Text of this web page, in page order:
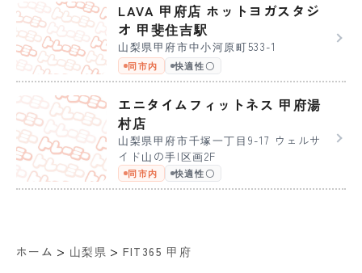
LAVA 甲府店 ホットヨガスタジ
オ 甲斐住吉駅
山梨県甲府市中小河原町533-1
同市内 快適性〇
エニタイムフィットネス 甲府湯
村店
山梨県甲府市千塚一丁目9-17 ウェルサ
イド山の手I区画2F
同市内 快適性〇
ホーム > 山梨県 > FIT365 甲府